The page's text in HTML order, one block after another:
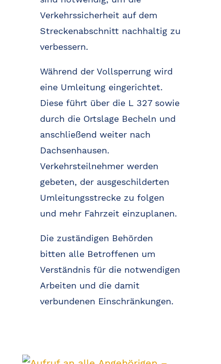
Verkehrssicherheit auf dem
Streckenabschnitt nachhaltig zu
verbessern.
Während der Vollsperrung wird
eine Umleitung eingerichtet.
Diese führt über die L 327 sowie
durch die Ortslage Becheln und
anschließend weiter nach
Dachsenhausen.
Verkehrsteilnehmer werden
gebeten, der ausgeschilderten
Umleitungsstrecke zu folgen
und mehr Fahrzeit einzuplanen.
Die zuständigen Behörden
bitten alle Betroffenen um
Verständnis für die notwendigen
Arbeiten und die damit
verbundenen Einschränkungen.